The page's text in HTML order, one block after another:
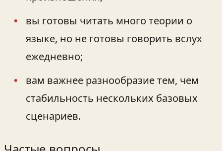
вы готовы читать много теории о
языке, но не готовы говорить вслух
ежедневно;
вам важнее разнообразие тем, чем
стабильность нескольких базовых
сценариев.